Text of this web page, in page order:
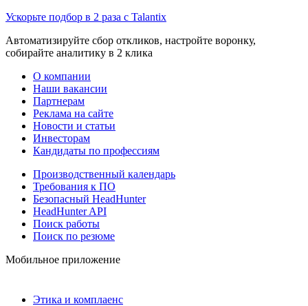
Ускорьте подбор в 2 раза с Talantix
Автоматизируйте сбор откликов, настройте воронку,
собирайте аналитику в 2 клика
О компании
Наши вакансии
Партнерам
Реклама на сайте
Новости и статьи
Инвесторам
Кандидаты по профессиям
Производственный календарь
Требования к ПО
Безопасный HeadHunter
HeadHunter API
Поиск работы
Поиск по резюме
Мобильное приложение
Этика и комплаенс